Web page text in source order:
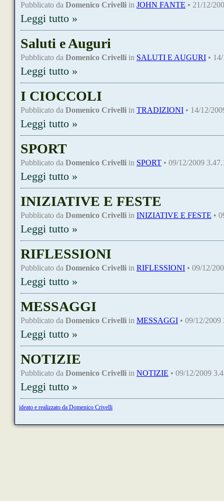
Pubblicato da Domenico Crivelli in JOHN FANTE • 21/12/
Leggi tutto »
Saluti e Auguri
Pubblicato da Domenico Crivelli in SALUTI E AUGURI •
Leggi tutto »
I CIOCCOLI
Pubblicato da Domenico Crivelli in TRADIZIONI • 14/12/
Leggi tutto »
SPORT
Pubblicato da Domenico Crivelli in SPORT • 09/12/2009
Leggi tutto »
INIZIATIVE E FESTE
Pubblicato da Domenico Crivelli in INIZIATIVE E FESTE •
Leggi tutto »
RIFLESSIONI
Pubblicato da Domenico Crivelli in RIFLESSIONI • 09/12/
Leggi tutto »
MESSAGGI
Pubblicato da Domenico Crivelli in MESSAGGI • 09/12/2009
Leggi tutto »
NOTIZIE
Pubblicato da Domenico Crivelli in NOTIZIE • 09/12/2009
Leggi tutto »
ideato e realizzato da Domenico Crivelli